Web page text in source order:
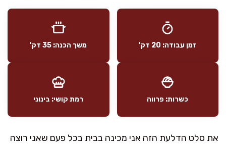
זמן עבודה: 20 דק' משך הכנה: 35 דק'
כשרות: פרווה רמת קושי: בינוני
את סלט הדלעת הזה אני מכינה בבית בכל פעם שאני רוצה